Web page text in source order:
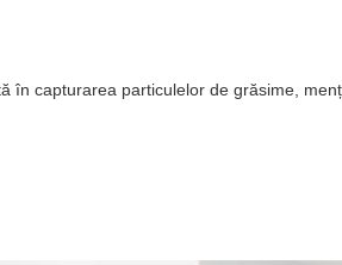
în capturarea particulelor de grăsime,